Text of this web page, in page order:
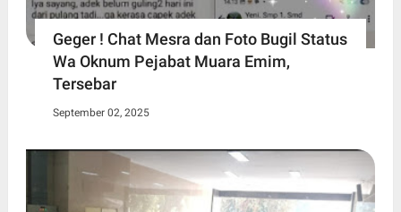
Geger ! Chat Mesra dan Foto Bugil Status
Wa Oknum Pejabat Muara Emim,
Tersebar
September 02, 2025